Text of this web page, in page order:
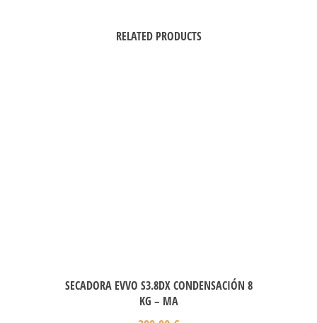
RELATED PRODUCTS
SECADORA EVVO S3.8DX CONDENSACIÓN 8
KG – MA